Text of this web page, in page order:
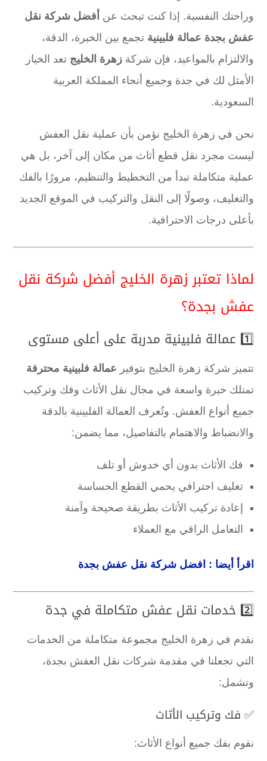
وراحتك النفسية. إذا كنت تبحث عن أفضل شركة نقل
عفش بجدة عمالة فلبينية تجمع بين الخبرة، الدقة،
والالتزام بالمواعيد، فإن شركة زهرة الخليج تعد الخيار
الأمثل لك في جدة وجميع أنحاء المملكة العربية
السعودية.
نحن في زهرة الخليج نؤمن بأن عملية نقل العفش
ليست مجرد نقل قطع أثاث من مكان إلى آخر، بل هي
عملية متكاملة تبدأ من التخطيط والتنظيم، مرورًا بالفك
والتغليف، وصولًا إلى النقل والتركيب في الموقع الجديد
بأعلى درجات الاحترافية.
لماذا تعتبر زهرة الخليج أفضل شركة نقل
عفش بجدة؟
1️⃣ عمالة فلبينية مدربة على أعلى مستوى
تتميز شركة زهرة الخليج بتوفير عمالة فلبينية محترفة
تمتلك خبرة واسعة في مجال نقل الأثاث وفك وتركيب
جميع أنواع العفش. وتُعرف العمالة الفلبينية بالدقة
والانضباط والاهتمام بالتفاصيل، مما يضمن:
فك الأثاث بدون أي خدوش أو تلف
تغليف احترافي يحمي القطع الحساسة
إعادة تركيب الأثاث بطريقة صحيحة وآمنة
التعامل الراقي مع العملاء
اقرأ أيضا : افضل شركة نقل عفش بجدة
2️⃣ خدمات نقل عفش متكاملة في جدة
نقدم في زهرة الخليج مجموعة متكاملة من الخدمات
التي تجعلنا في مقدمة شركات نقل العفش بجدة،
وتشمل:
✅ فك وتركيب الأثاث
نقوم بفك جميع أنواع الأثاث: